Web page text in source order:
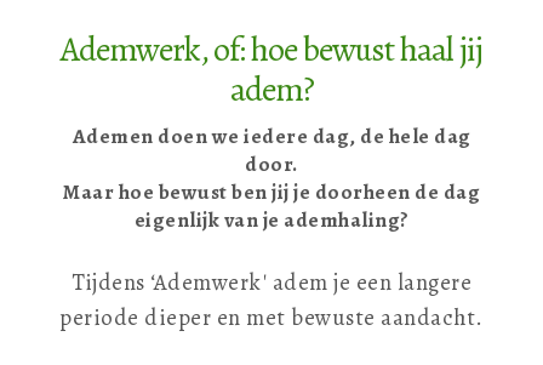
Ademwerk, of: hoe bewust haal jij
adem?
Ademen doen we iedere dag, de hele dag
door.
Maar hoe bewust ben jij je doorheen de dag
eigenlijk van je ademhaling?
Tijdens ‘Ademwerk' adem je een langere
periode dieper en met bewuste aandacht.